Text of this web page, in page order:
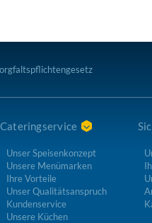
Cateringservice
Unser Speisenkonzept
Unsere Menümarken
Ihre Vorteile
Unser Qualitätsanspruch
Kundenservice
Unsere Küchen